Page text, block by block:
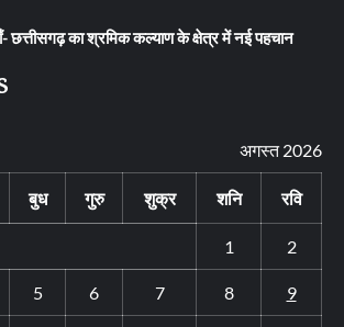
छत्तीसगढ़ का श्रमिक कल्याण के क्षेत्र में नई पहचान
अगस्त 2026
बुध गुरु शुक्र शनि रवि
1 2
5 6 7 8 9